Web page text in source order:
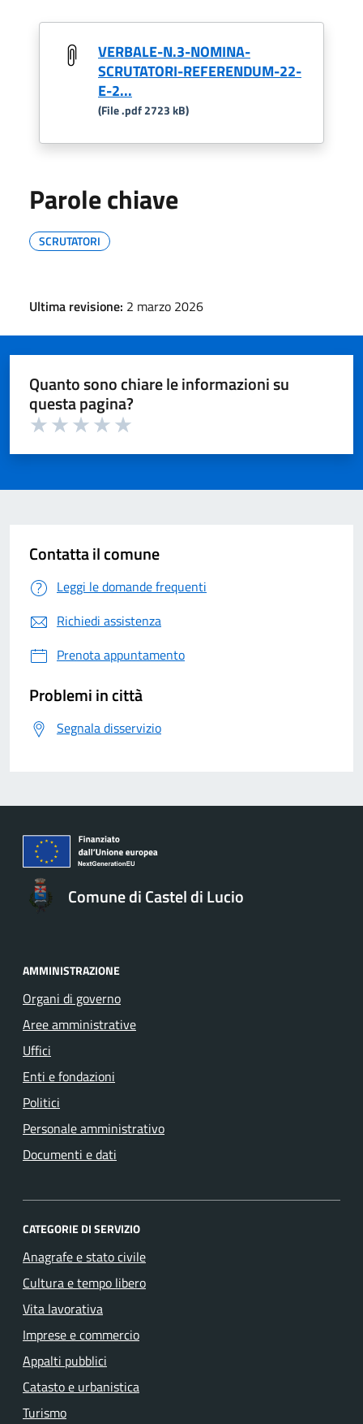
VERBALE-N.3-NOMINA-
SCRUTATORI-REFERENDUM-22-
E-2...
(File .pdf 2723 kB)
Parole chiave
SCRUTATORI
Ultima revisione: 2 marzo 2026
Quanto sono chiare le informazioni su
questa pagina?
Contatta il comune
Leggi le domande frequenti
Richiedi assistenza
Prenota appuntamento
Problemi in città
Segnala disservizio
Comune di Castel di Lucio
AMMINISTRAZIONE
Organi di governo
Aree amministrative
Uffici
Enti e fondazioni
Politici
Personale amministrativo
Documenti e dati
CATEGORIE DI SERVIZIO
Anagrafe e stato civile
Cultura e tempo libero
Vita lavorativa
Imprese e commercio
Appalti pubblici
Catasto e urbanistica
Turismo